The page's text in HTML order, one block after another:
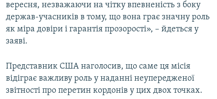
вересня, незважаючи на чітку впевненість з боку
держав-учасників в тому, що вона грає значну роль
як міра довіри і гарантія прозорості», – йдеться у
заяві.
Представник США наголосив, що саме ця місія
відіграє важливу роль у наданні неупередженої
звітності про перетин кордонів у цих двох точках.